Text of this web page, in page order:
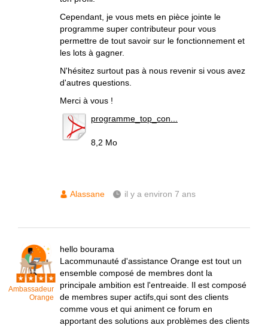
Cependant, je vous mets en pièce jointe le
programme super contributeur pour vous
permettre de tout savoir sur le fonctionnement et
les lots à gagner.
N'hésitez surtout pas à nous revenir si vous avez
d'autres questions.
Merci à vous !
programme_top_con...
8,2 Mo
Alassane il y a environ 7 ans
Ambassadeur
Orange
hello bourama
Lacommunauté d'assistance Orange est tout un
ensemble composé de membres dont la
principale ambition est l'entreaide. Il est composé
de membres super actifs,qui sont des clients
comme vous et qui animent ce forum en
apportant des solutions aux problèmes des clients